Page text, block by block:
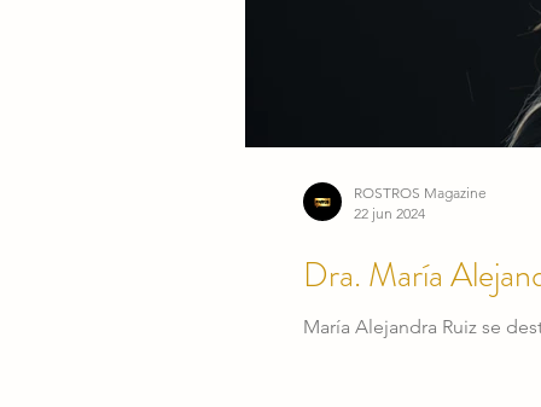
Dra. María
María Alejandra Ruiz se
ROSTROS Magazine
22 jun 2024